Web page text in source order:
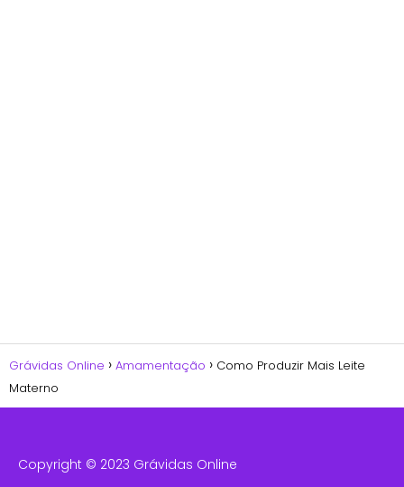
Grávidas Online Amamentação
Como Produzir Mais Leite
Materno
Copyright © 2023 Grávidas Online